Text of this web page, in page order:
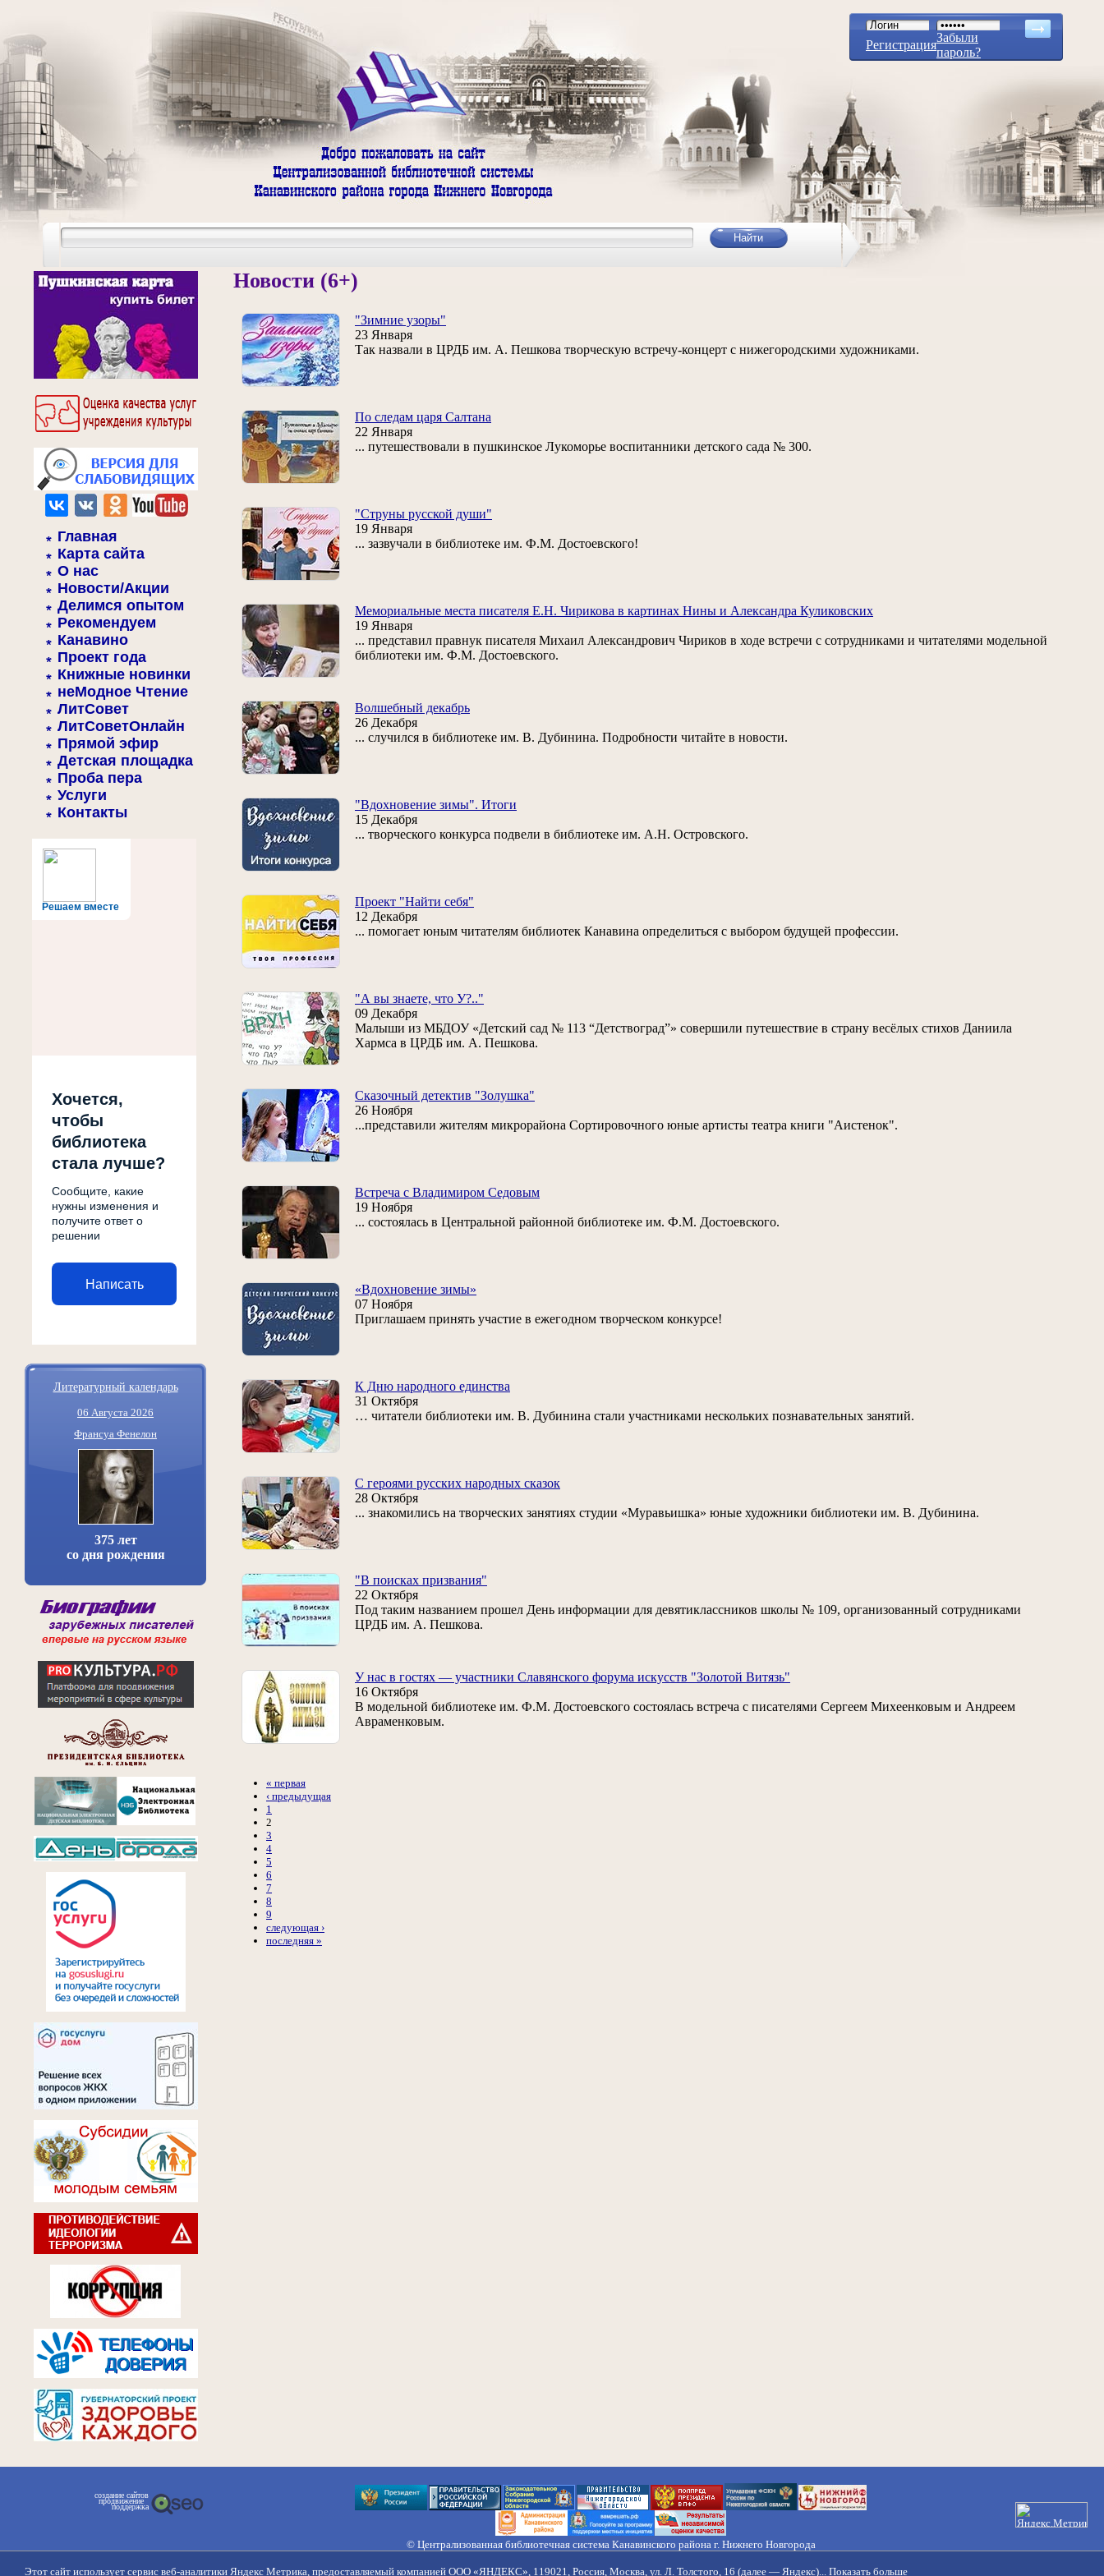
Регистрация
Забыли
пароль?
Главная
Карта сайта
О нас
Новости/Акции
Делимся опытом
Рекомендуем
Канавино
Проект года
Книжные новинки
неМодное Чтение
ЛитСовет
ЛитСоветОнлайн
Прямой эфир
Детская площадка
Проба пера
Услуги
Контакты
Решаем вместе
Хочется,
чтобы
библиотека
стала лучше?
Сообщите, какие
нужны изменения и
получите ответ о
решении
Написать
Литературный календарь
06 Августа 2026
Франсуа Фенелон
375 лет
со дня рождения
Новости (6+)
"Зимние узоры"
23 Января
Так назвали в ЦРДБ им. А. Пешкова творческую встречу-концерт с нижегородскими художниками.
По следам царя Салтана
22 Января
... путешествовали в пушкинское Лукоморье воспитанники детского сада № 300.
"Струны русской души"
19 Января
... зазвучали в библиотеке им. Ф.М. Достоевского!
Мемориальные места писателя Е.Н. Чирикова в картинах Нины и Александра Куликовских
19 Января
... представил правнук писателя Михаил Александрович Чириков в ходе встречи с сотрудниками и читателями модельной
библиотеки им. Ф.М. Достоевского.
Волшебный декабрь
26 Декабря
... случился в библиотеке им. В. Дубинина. Подробности читайте в новости.
"Вдохновение зимы". Итоги
15 Декабря
... творческого конкурса подвели в библиотеке им. А.Н. Островского.
Проект "Найти себя"
12 Декабря
... помогает юным читателям библиотек Канавина определиться с выбором будущей профессии.
"А вы знаете, что У?.."
09 Декабря
Малыши из МБДОУ «Детский сад № 113 “Детствоград”» совершили путешествие в страну весёлых стихов Даниила
Хармса в ЦРДБ им. А. Пешкова.
Сказочный детектив "Золушка"
26 Ноября
...представили жителям микрорайона Сортировочного юные артисты театра книги "Аистенок".
Встреча с Владимиром Седовым
19 Ноября
... состоялась в Центральной районной библиотеке им. Ф.М. Достоевского.
«Вдохновение зимы»
07 Ноября
Приглашаем принять участие в ежегодном творческом конкурсе!
К Дню народного единства
31 Октября
… читатели библиотеки им. В. Дубинина стали участниками нескольких познавательных занятий.
С героями русских народных сказок
28 Октября
... знакомились на творческих занятиях студии «Муравьишка» юные художники библиотеки им. В. Дубинина.
"В поисках призвания"
22 Октября
Под таким названием прошел День информации для девятиклассников школы № 109, организованный сотрудниками
ЦРДБ им. А. Пешкова.
У нас в гостях — участники Славянского форума искусств "Золотой Витязь"
16 Октября
В модельной библиотеке им. Ф.М. Достоевского состоялась встреча с писателями Сергеем Михеенковым и Андреем
Авраменковым.
« первая
‹ предыдущая
1
2
3
4
5
6
7
8
9
следующая ›
последняя »
создание сайтов
продвижение
поддержка
© Централизованная библиотечная система Канавинского района г. Нижнего Новгорода
Правила обработки персональных данных
Этот сайт использует сервис веб-аналитики Яндекс Метрика, предоставляемый компанией ООО «ЯНДЕКС», 119021, Россия, Москва, ул. Л. Толстого, 16 (далее — Яндекс)... Показать больше